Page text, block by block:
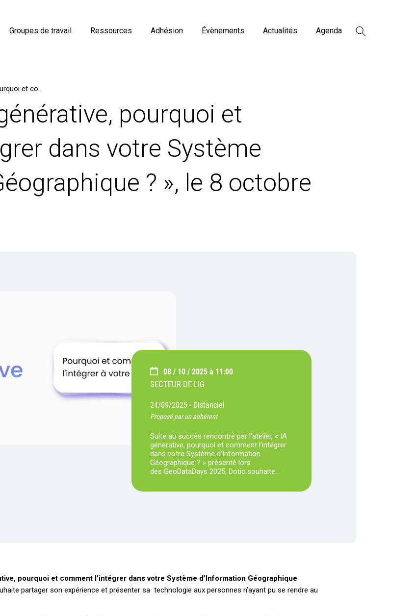
Groupes de travail Ressources Adhésion Évènements Actualités Agenda
pourquoi et
dans votre Système
? », le 8 octobre
08 / 10 / 2025 à 11:00
SECTEUR DE L'IG
24/09/2025 - Distanciel
Proposé par un adhérent
Suite au succès rencontré par l’atelier, « IA
générative, pourquoi et comment l’intégrer
dans votre Système d’Information
Géographique ? » présenté lors
des GeoDataDays 2025, Dotic souhaite…
pourquoi et comment l’intégrer dans votre Système d’Information Géographique
partager son expérience et présenter sa technologie aux personnes n’ayant pu se rendre au